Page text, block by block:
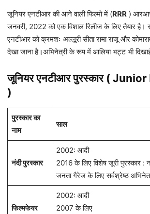
जूनियर एनटीआर की आने वाली
Upcoming Films )
जूनियर एनटीआर की आने वाली फिल्मो में ( RRR )
एनटीआर को क्रमशः अल्लूरी सीता रामा राजू और
देखा जाना है।अभिनेत्री के रूप में आलिया भट्ट भी दिखाई
जूनियर एनटीआर
)
पुरस्कार का
साल
नंदी पुरस्कार
2002: आदी
2016 के लिए विशेष जूरी पुरस्कार :